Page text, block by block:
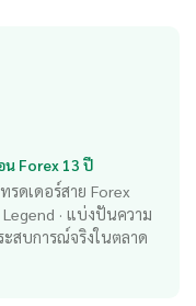
น Forex 13 ปี
รดเดอร์สาย Forex
· แบ่งปันความ
ะสบการณ์จริงในตลาด